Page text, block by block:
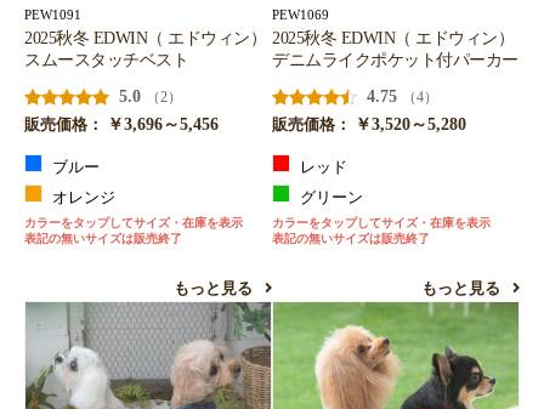
PEW1091
2025秋冬 EDWIN（ エドウィン）
スムースタッチベスト
5.0
（2）
販売価格：
￥3,696～5,456
ブルー
オレンジ
カラーをタップしてサイズ・在庫を表示
表記の無いサイズは販売終了
もっと見る
PEW1069
2025秋冬 EDWIN（ エドウィン）
デニムライクポケット付パーカー
4.75
（4）
販売価格：
￥3,520～5,280
レッド
グリーン
カラーをタップしてサイズ・在庫を表示
表記の無いサイズは販売終了
もっと見る